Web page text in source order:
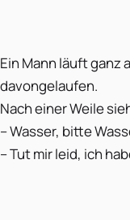
Ein Mann läuft ganz
davongelaufen.
Nach einer Weile
– Wasser, bitte
– Tut mir leid, ich